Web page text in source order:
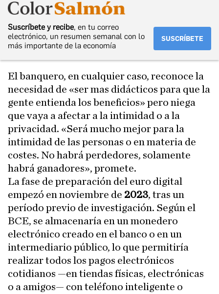
Suscríbete y recibe, en tu correo
electrónico, un resumen semanal con lo
más importante de la economía
SUSCRÍBETE
El banquero, en cualquier caso, reconoce la
necesidad de «ser mas didácticos para que la
gente entienda los beneficios» pero niega
que vaya a afectar a la intimidad o a la
privacidad. «Será mucho mejor para la
intimidad de las personas o en materia de
costes. No habrá perdedores, solamente
habrá ganadores», promete.
La fase de preparación del euro digital
empezó en noviembre de 2023, tras un
período previo de investigación. Según el
BCE, se almacenaría en un monedero
electrónico creado en el banco o en un
intermediario público, lo que permitiría
realizar todos los pagos electrónicos
cotidianos —en tiendas físicas, electrónicas
o a amigos— con teléfono inteligente o